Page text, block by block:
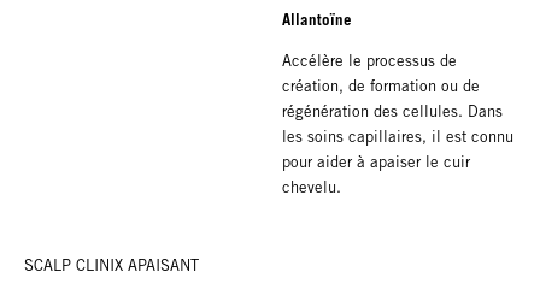
Allantoïne
Accélère le processus de
création, de formation ou de
régénération des cellules. Dans
les soins capillaires, il est connu
pour aider à apaiser le cuir
chevelu.
SCALP CLINIX APAISANT